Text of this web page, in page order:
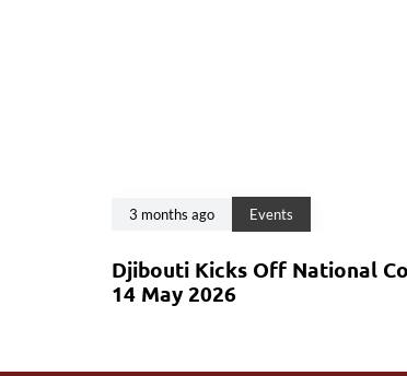
3 months ago Events
Djibouti Kicks Off National
14 May 2026